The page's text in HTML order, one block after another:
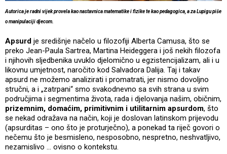
Autorica je radni vijek provela kao nastavnica matematike i fizike te kao pedagogica, a za Lupigu piše
o manipulaciji djecom.
Apsurd je središnje načelo u filozofiji Alberta Camusa, što se
preko Jean-Paula Sartrea, Martina Heideggera i još nekih filozofa
i njihovih sljedbenika uvuklo djelomično u egzistencijalizam, ali i u
likovnu umjetnost, naročito kod Salvadora Dalija. Taj i takav
apsurd ne možemo analizirati i promatrati, jer nismo dovoljno
stručni, a i „zatrpani“ smo svakodnevno sa svih strana u svim
područjima i segmentima života, rada i djelovanja našim, običnim,
prizemnim, domaćim, primitivnim i utilitarnim apsurdom, što
se nekad odražava na način, koji je doslovan latinskom prijevodu
(apsurditas – ono što je proturječno), a ponekad ta riječ govori o
nečemu što je besmisleno, nesposobno, nespretno, neshvatljivo,
nezamislivo … ovisno o kontekstu.